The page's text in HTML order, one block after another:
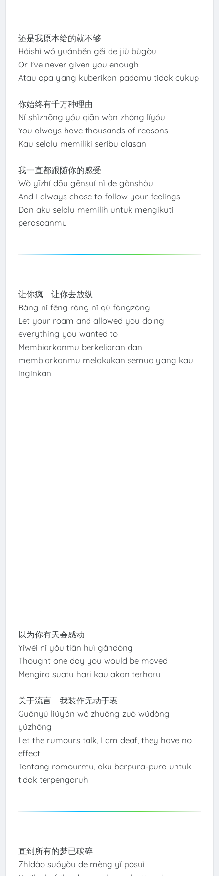
还是我原本给的就不够
Háishì wǒ yuánběn gěi de jiù bùgòu
Or I've never given you enough
Atau apa yang kuberikan padamu tidak cukup
你始终有千万种理由
Nǐ shǐzhōng yǒu qiān wàn zhǒng lǐyóu
You always have thousands of reasons
Kau selalu memiliki seribu alasan
我一直都跟随你的感受
Wǒ yīzhí dōu gēnsuí nǐ de gǎnshòu
And I always chose to follow your feelings
Dan aku selalu memilih untuk mengikuti
perasaanmu
让你疯 让你去放纵
Ràng nǐ fēng ràng nǐ qù fàngzòng
Let your roam and allowed you doing
everything you wanted to
Membiarkanmu berkeliaran dan
membiarkanmu melakukan semua yang kau
inginkan
以为你有天会感动
Yǐwéi nǐ yǒu tiān huì gǎndòng
Thought one day you would be moved
Mengira suatu hari kau akan terharu
关于流言 我装作无动于衷
Guānyú liúyán wǒ zhuāng zuò wúdòng
yúzhōng
Let the rumours talk, I am deaf, they have no
effect
Tentang romourmu, aku berpura-pura untuk
tidak terpengaruh
直到所有的梦已破碎
Zhídào suǒyǒu de mèng yǐ pòsuì